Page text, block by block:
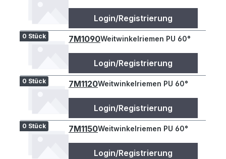
Login/Registrierung
0 Stück 7M1090Weitwinkelriemen PU 60°
Login/Registrierung
0 Stück 7M1120Weitwinkelriemen PU 60°
Login/Registrierung
0 Stück 7M1150Weitwinkelriemen PU 60°
Login/Registrierung